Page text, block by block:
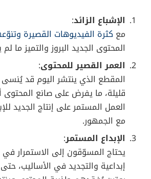
نصائح للعلامات التجارية للاستفادة من
8. التوجهات المستقبلية